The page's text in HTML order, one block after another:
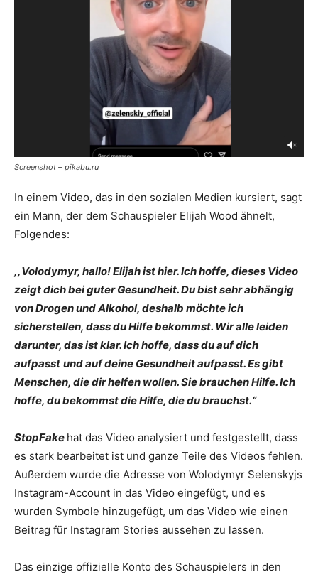
Screenshot – pikabu.ru
In einem Video, das in den sozialen Medien kursiert, sagt
ein Mann, der dem Schauspieler Elijah Wood ähnelt,
Folgendes:
,,Volodymyr, hallo! Elijah ist hier. Ich hoffe, dieses Video
zeigt dich bei guter Gesundheit. Du bist sehr abhängig
von Drogen und Alkohol, deshalb möchte ich
sicherstellen, dass du Hilfe bekommst. Wir alle leiden
darunter, das ist klar. Ich hoffe, dass du auf dich
aufpasst undauf deine Gesundheit aufpasst. Es gibt
Menschen, die dir helfen wollen. Sie brauchen Hilfe. Ich
hoffe, du bekommst die Hilfe, die du brauchst.“
StopFake hat das Video analysiert und festgestellt, dass
es stark bearbeitet ist und ganze Teile des Videos fehlen.
Außerdem wurde die Adresse von Wolodymyr Selenskyjs
Instagram-Account in das Video eingefügt, und es
wurden Symbole hinzugefügt, um das Video wie einen
Beitrag für Instagram Stories aussehen zu lassen.
Das einzige offizielle Konto des Schauspielers in den